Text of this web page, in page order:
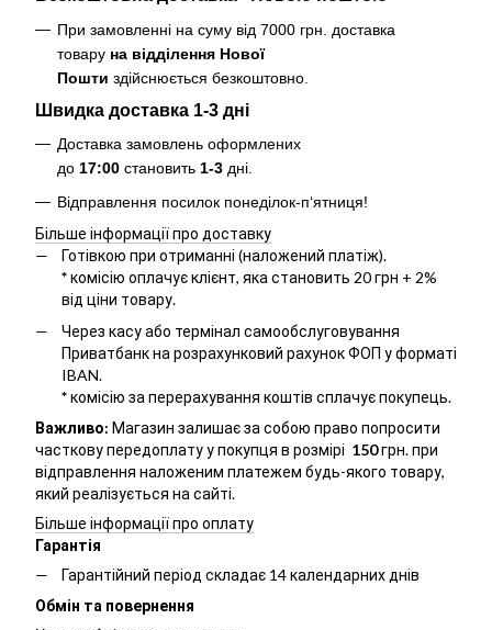
При замовленні на суму від 7000 грн. доставка
товару на відділення Нової
Пошти здійснюється безкоштовно
Швидка доставка 1-3 дні
Доставка замовлень оформлених
до 17:00 становить 1-3 дні.
Відправлення посилок понеділок-п‘ятниця!
Більше інформації про доставку
Готівкою при отриманні (наложений платіж).
*комісію оплачує клієнт, яка становить 20 грн + 2%
від ціни товару.
Через касу або термінал самообслуговування
Приватбанк на розрахунковий рахунок ФОП у форматі
IBAN.
*комісію за перерахування коштів сплачує покупець.
Важливо: Магазин залишає за собою право попросити
часткову передоплату у покупця в розмірі 150грн. при
відправлення наложеним платежем будь-якого товару,
який реалізується на сайті.
Більше інформації про оплату
Гарантія
Гарантійний період складає 14 календарних днів
Обмін та повернення